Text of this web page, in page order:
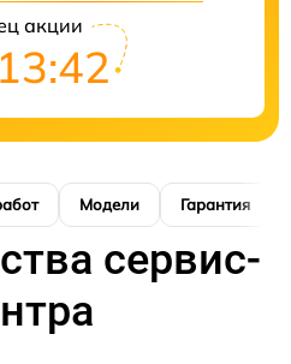
акции
Модели Гарантия
сервис-